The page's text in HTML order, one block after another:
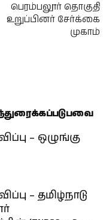
பெரம்பலூர் தொகுதி
உறுப்பினர் சேர்க்கை
முகாம்
– ஒழுங்கு
– தமிழ்நாடு